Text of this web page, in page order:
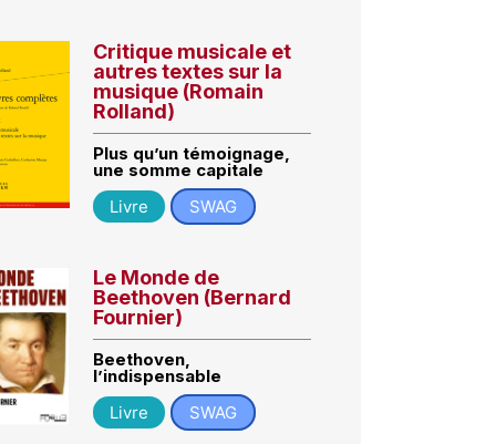
Critique musicale et
autres textes sur la
musique (Romain
Rolland)
Plus qu’un témoignage,
une somme capitale
Livre
SWAG
Le Monde de
Beethoven (Bernard
Fournier)
Beethoven,
l’indispensable
Livre
SWAG